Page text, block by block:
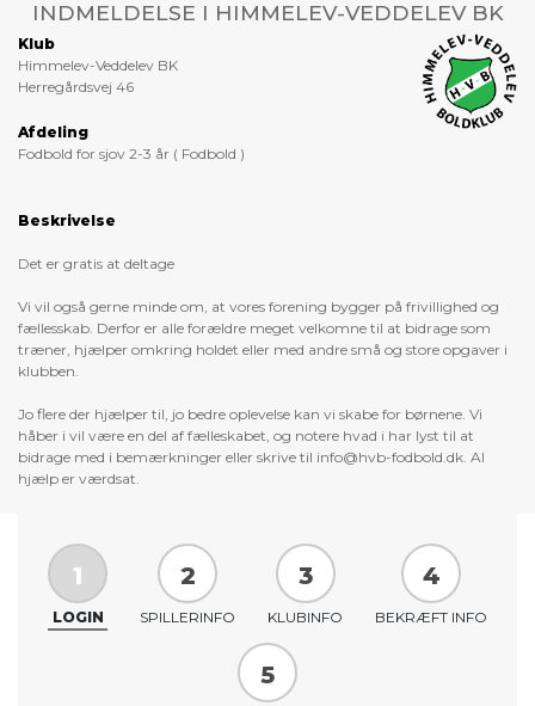
INDMELDELSE I HIMMELEV-VEDDELEV BK
Klub
Himmelev-Veddelev BK
Herregårdsvej 46
Afdeling
Fodbold for sjov 2-3 år ( Fodbold )
Beskrivelse
Det er gratis at deltage
Vi vil også gerne minde om, at vores forening bygger på frivillighed og
fællesskab. Derfor er alle forældre meget velkomne til at bidrage som
træner, hjælper omkring holdet eller med andre små og store opgaver i
klubben.
Jo flere der hjælper til, jo bedre oplevelse kan vi skabe for børnene. Vi
håber i vil være en del af fælleskabet, og notere hvad i har lyst til at
bidrage med i bemærkninger eller skrive til info@hvb-fodbold.dk. Al
1
LOGIN
2
SPILLERINFO
3
KLUBINFO
4
BEKRÆFT INFO
5